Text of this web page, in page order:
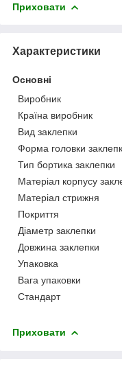
Приховати
Характеристики
Основні
Виробник
Країна виробник
Вид заклепки
Форма головки
Тип бортика заклепки
Матеріал корпусу
Матеріал стрижня
Покриття
Діаметр заклепки
Довжина заклепки
Упаковка
Вага упаковки
Стандарт
Приховати